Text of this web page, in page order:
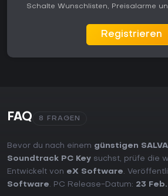
Schalte Wunschlisten, Preisalarme
Registrieren
FAQ 8 FRAGEN
Bevor du nach einem günstigen
Soundtrack PC Key suchst, prüfe die
Entwickelt von eX Software.
Software. PC Release-Datum: 23